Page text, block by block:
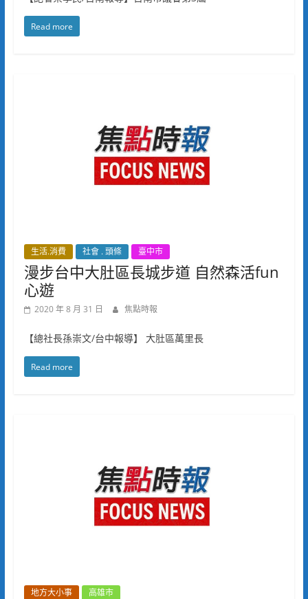
Read more
生活.消費 社會 . 頭條 臺中市
漫步台中大肚區長城步道 自然森活fun
心遊
2020 年 8 月 31 日 焦點時報
【總社長孫崇文/台中報導】 大肚區萬里長
Read more
地方大小事 高雄市